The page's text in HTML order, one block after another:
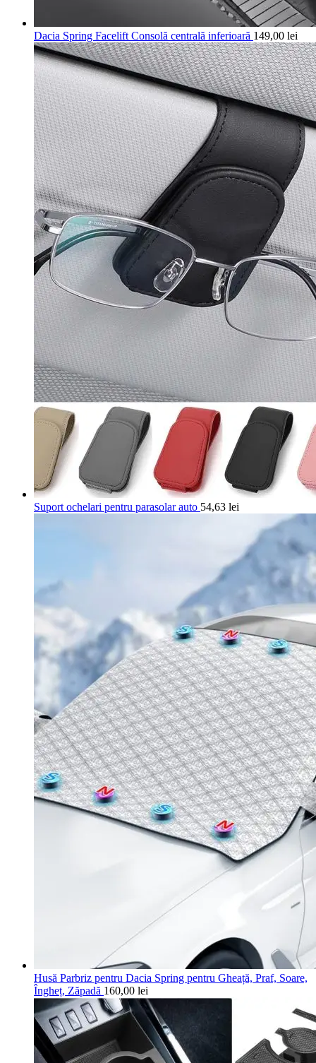
Dacia Spring Facelift Consolă centrală inferioară 149,00 lei
Suport ochelari pentru parasolar auto 54,63 lei
Husă Parbriz pentru Dacia Spring pentru Gheață, Praf, Soare,
Îngheț, Zăpadă 160,00 lei